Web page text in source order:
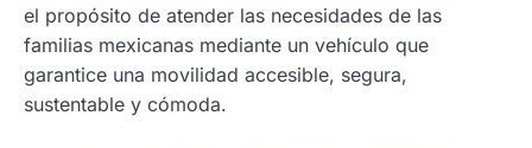
el propósito de atender las necesidades de las
familias mexicanas mediante un vehículo que
garantice una movilidad accesible, segura,
sustentable y cómoda.